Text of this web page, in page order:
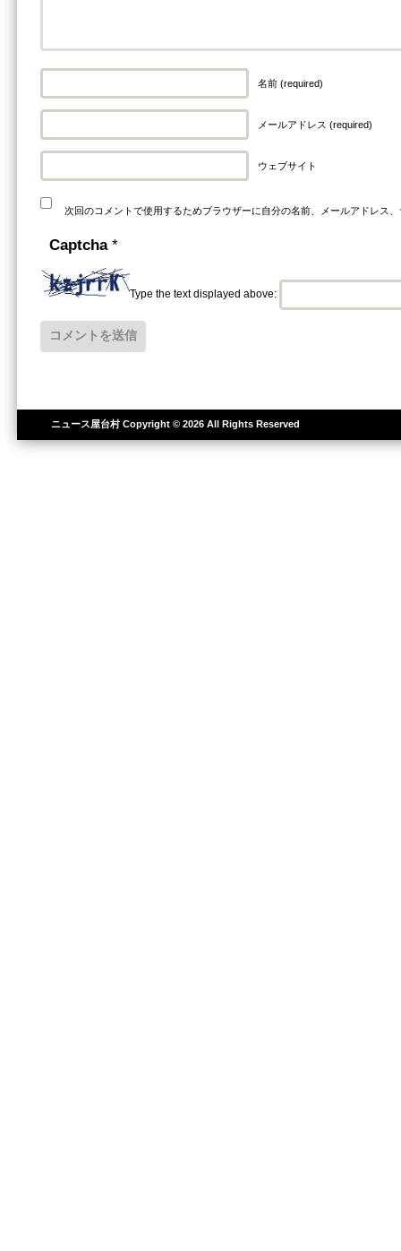
名前 (required)
メールアドレス (required)
ウェブサイト
次回のコメントで使用するためブラウザーに自分の名前、メールアドレス
Captcha *
Type the text displayed above:
ニュース屋台村Copyright © 2026 All Rights Reserved